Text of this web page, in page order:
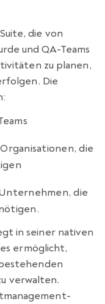
die von
und QA-Teams
zu planen,
Die
die
die
in seiner nativen
ermöglicht,
verwalten.